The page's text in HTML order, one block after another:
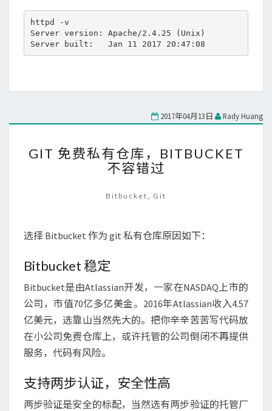
httpd -v
Server version: Apache/2.4.25 (Unix)
2017年04月13日 Rady Huang
免
费
有
BITBUCKET
过
GIT 免费私有仓库，BITBUCKET
不容错过
Bitbucket Git
选择 Bitbucket 作为 git 私有仓库原因如下：
Bitbucket 稳定
Bitbucket是由Atlassian开发，一家在NASDAQ上市的
公司，市值70亿多亿美金。2016年Atlassian收入4.57
亿美元，选靠山当然先大的。把你辛辛苦苦写代码放
在小公司免费仓库上，或许托管的公司倒闭不再提供
服务，代码有风险。
支持两步认证，安全性高
两步验证是安全的标配，当然选有两步验证的托管厂